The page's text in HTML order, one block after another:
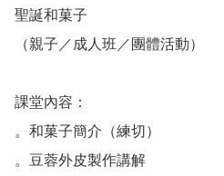
聖誕和菓子
（親子／成人班／團體活動）
課堂內容：
。和菓子簡介（練切）
。豆蓉外皮製作講解